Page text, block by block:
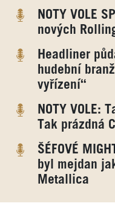
NOTY VOLE
nových
Headliner
hudební
vyřízení“
NOTY VOLE:
Tak prázdná
ŠÉFOVÉ
byl mejdan
Metallica